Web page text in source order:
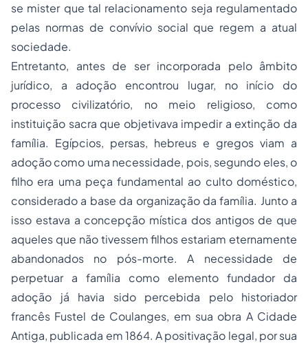
se mister que tal relacionamento seja regulamentado
pelas normas de convívio social que regem a atual
sociedade.
Entretanto, antes de ser incorporada pelo âmbito
jurídico, a adoção encontrou lugar, no início do
processo civilizatório, no meio religioso, como
instituição sacra que objetivava impedir a extinção da
família. Egípcios, persas, hebreus e gregos viam a
adoção como uma necessidade, pois, segundo eles, o
filho era uma peça fundamental ao culto doméstico,
considerado a base da organização da família. Junto a
isso estava a concepção mística dos antigos de que
aqueles que não tivessem filhos estariam eternamente
abandonados no pós-morte. A necessidade de
perpetuar a família como elemento fundador da
adoção já havia sido percebida pelo historiador
francês Fustel de Coulanges, em sua obra A Cidade
Antiga, publicada em 1864. A positivação legal, por sua